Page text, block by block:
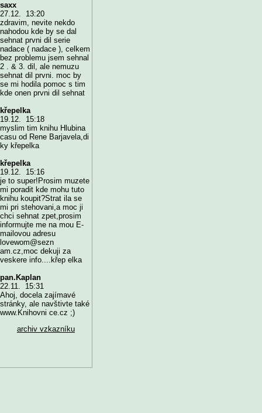
saxx
27.12. 13:20
zdravim, nevite nekdo
nahodou kde by se dal
sehnat prvni dil serie
nadace ( nadace ), celkem
bez problemu jsem sehnal
2 . & 3. dil, ale nemuzu
sehnat dil prvni. moc by
se mi hodila pomoc s tim
kde onen prvni dil sehnat
křepelka
19.12. 15:18
myslim tim knihu Hlubina
casu od Rene Barjavela,di
ky křepelka
křepelka
19.12. 15:16
je to super!Prosim muzete
mi poradit kde mohu tuto
knihu koupit?Strat ila se
mi pri stehovani,a moc ji
chci sehnat zpet,prosim
informujte me na mou E-
mailovou adresu
lovewom@sezn
am.cz,moc dekuji za
veskere info....křep elka
pan.Kaplan
22.11. 15:31
Ahoj, docela zajímavé
stránky, ale navštivte také
www.Knihovni ce.cz ;)
archiv vzkazníku